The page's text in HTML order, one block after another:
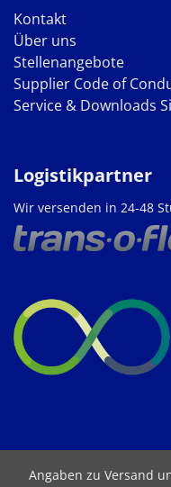
Kontakt
Über uns
Stellenangebote
Supplier Code of
Service & Downloads
Logistikpartner
Wir versenden in 24-48
Angaben zu Versand